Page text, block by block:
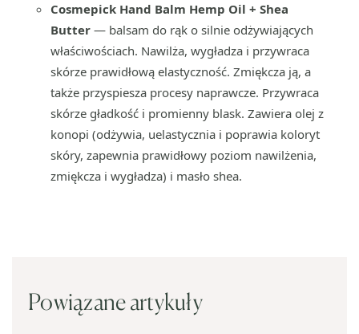
Cosmepick Hand Balm Hemp Oil + Shea
Butter — balsam do rąk o silnie odżywiających
właściwościach. Nawilża, wygładza i przywraca
skórze prawidłową elastyczność. Zmiękcza ją, a
także przyspiesza procesy naprawcze. Przywraca
skórze gładkość i promienny blask. Zawiera olej z
konopi (odżywia, uelastycznia i poprawia koloryt
skóry, zapewnia prawidłowy poziom nawilżenia,
zmiękcza i wygładza) i masło shea.
Powiązane artykuły